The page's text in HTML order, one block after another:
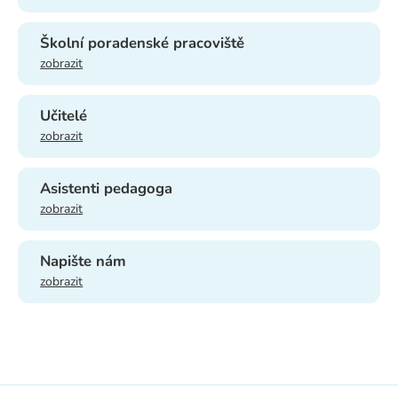
Školní poradenské pracoviště
zobrazit
Učitelé
zobrazit
Asistenti pedagoga
zobrazit
Napište nám
zobrazit